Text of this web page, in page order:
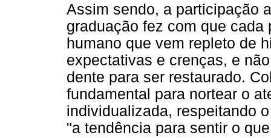
Assim sendo, a participação
graduação fez com que
humano que vem repleto de
expectativas e crenças, e
dente para ser restaurado.
fundamental para nortear o
individualizada, respeitando
"a tendência para sentir o